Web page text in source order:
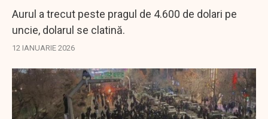
Aurul a trecut peste pragul de 4.600 de dolari pe
uncie, dolarul se clatină.
12 IANUARIE 2026